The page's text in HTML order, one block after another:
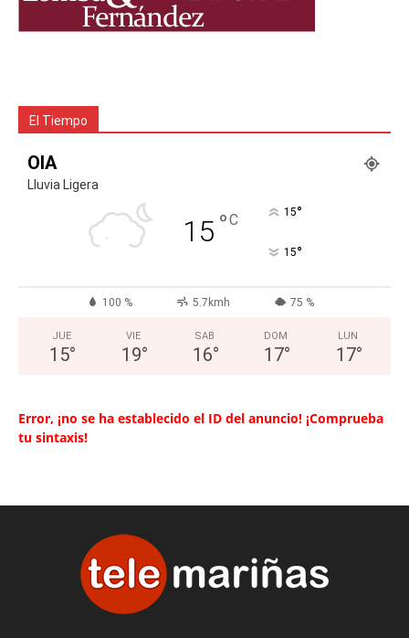
El Tiempo
OIA
Lluvia Ligera
15 °C 15°
15°
100 % 5.7kmh 75 %
JUE
15°
VIE
19°
SAB
16°
DOM
17°
LUN
17°
Error, ¡no se ha establecido el ID del anuncio! ¡Comprueba
tu sintaxis!